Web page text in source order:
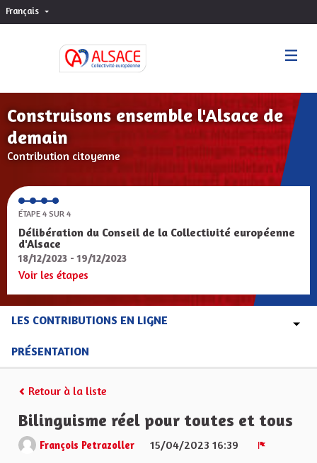
Français Choisir la langue
Construisons ensemble l'Alsace de
demain
Contribution citoyenne
ÉTAPE 4 SUR 4
Délibération du Conseil de la Collectivité européenne
d'Alsace
18/12/2023 - 19/12/2023
Voir les étapes
LES CONTRIBUTIONS EN LIGNE
PRÉSENTATION
Retour à la liste
Bilinguisme réel pour toutes et tous
François Petrazoller
15/04/2023 16:39